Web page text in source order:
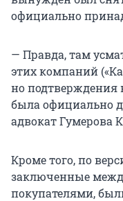
официально
— Правда, там
этих компаний
но подтверждения
была официально
адвокат Гумерова
Кроме того, по
заключенные
покупателями,